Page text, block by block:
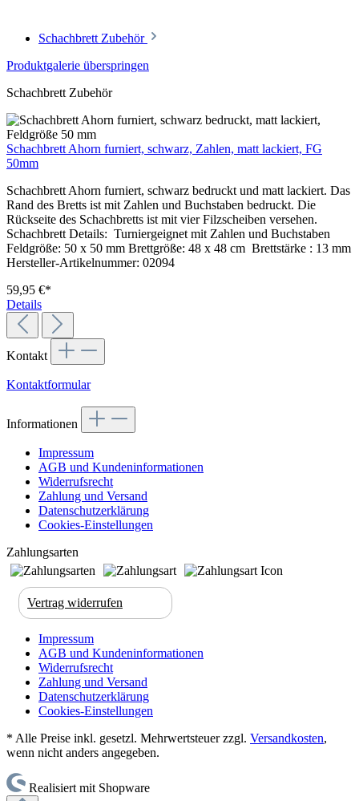
Schachbrett Zubehör
Produktgalerie überspringen
Schachbrett Zubehör
Schachbrett Ahorn furniert, schwarz, Zahlen, matt lackiert, FG
50mm
Schachbrett Ahorn furniert, schwarz bedruckt und matt lackiert. Das
Rand des Bretts ist mit Zahlen und Buchstaben bedruckt. Die
Rückseite des Schachbretts ist mit vier Filzscheiben versehen.
Schachbrett Details: Turniergeignet mit Zahlen und Buchstaben
Feldgröße: 50 x 50 mm Brettgröße: 48 x 48 cm Brettstärke : 13 mm
Hersteller-Artikelnummer: 02094
59,95 €*
Details
Kontakt
Kontaktformular
Informationen
Impressum
AGB und Kundeninformationen
Widerrufsrecht
Zahlung und Versand
Datenschutzerklärung
Cookies-Einstellungen
Zahlungsarten
Vertrag widerrufen
Impressum
AGB und Kundeninformationen
Widerrufsrecht
Zahlung und Versand
Datenschutzerklärung
Cookies-Einstellungen
* Alle Preise inkl. gesetzl. Mehrwertsteuer zzgl. Versandkosten,
wenn nicht anders angegeben.
Realisiert mit Shopware